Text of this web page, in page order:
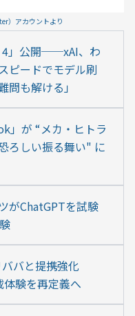
）アカウントより
4」公開──xAI、わ
ピードでモデル刷
も解ける」
」が “メカ・ヒトラ
ろしい振る舞い" に
がChatGPTを試験
バと提携強化
験を再定義へ